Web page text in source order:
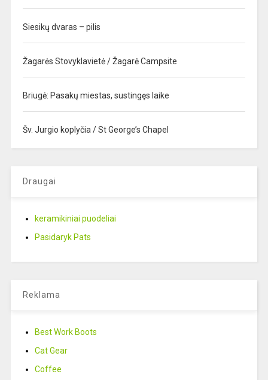
Siesikų dvaras – pilis
Žagarės Stovyklavietė / Žagarė Campsite
Briugė: Pasakų miestas, sustingęs laike
Šv. Jurgio koplyčia / St George’s Chapel
Draugai
keramikiniai puodeliai
Pasidaryk Pats
Reklama
Best Work Boots
Cat Gear
Coffee